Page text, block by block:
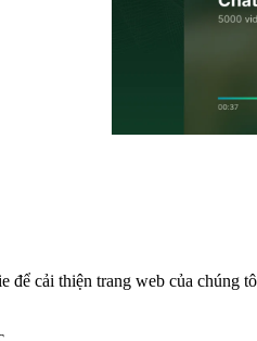
để cải thiện trang web của chúng